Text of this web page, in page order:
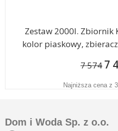
Zestaw 2000l. Zbiornik
kolor piaskowy,
7 574 7
Najniższa cena z
Dom i Woda Sp. z o.o.